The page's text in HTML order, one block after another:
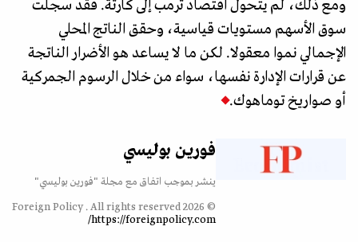
ومع ذلك، لم يتحول اقتصاد ترمب إلى كارثة. فقد سجلت
سوق الأسهم مستويات قياسية، وحقق الناتج المحلي
الإجمالي نموا معقولا. لكن ما لا يساعد هو الأضرار الناتجة
عن قرارات الإدارة نفسها، سواء من خلال الرسوم الجمركية
أو صواريخ توماهوك.
فورين بوليسي
ينشر بموجب اتفاق مع مجلة "فورين بوليسي"
© 2026 Foreign Policy . All rights reserved
https://foreignpolicy.com/